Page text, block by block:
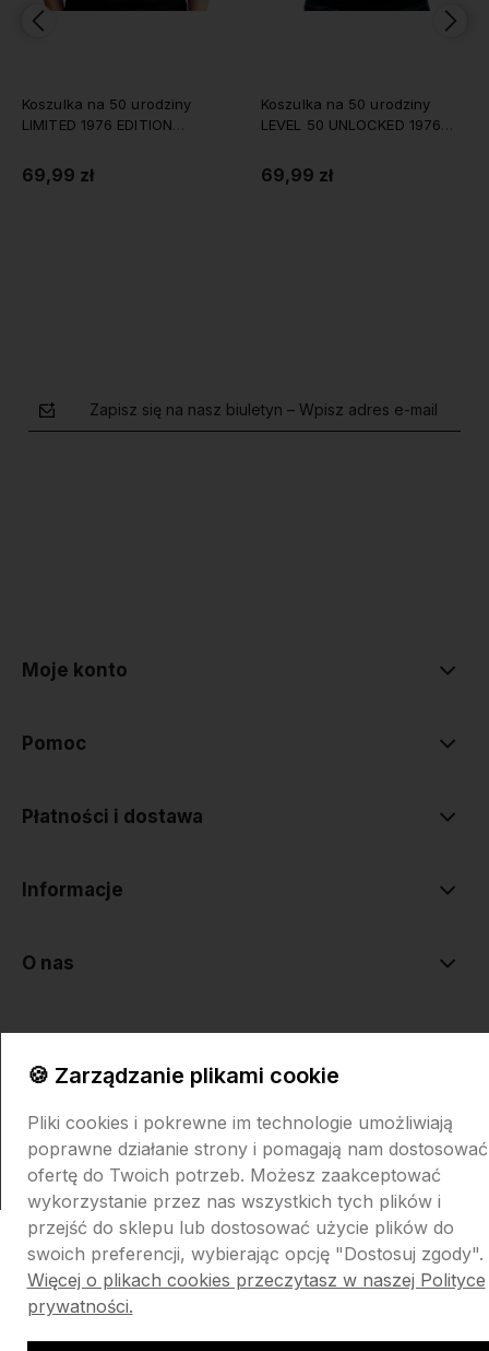
Koszulka na 50 urodziny
LIMITED 1976 EDITION
69,99 zł
Koszulka na 50 urodziny
LEVEL 50 UNLOCKED 1976
69,99 zł
Zapisz się na nasz biuletyn – Wpisz adres e-mail
Moje konto
Pomoc
Płatności i dostawa
Informacje
O nas
Sklep internetowy Shoper.pl Szablon Shoper Modern 3.0™
GrowCommerce
🍪 Zarządzanie plikami cookie
Pliki cookies i pokrewne im technologie umożliwiają
poprawne działanie strony i pomagają nam dostosować
ofertę do Twoich potrzeb. Możesz zaakceptować
wykorzystanie przez nas wszystkich tych plików i
przejść do sklepu lub dostosować użycie plików do
swoich preferencji, wybierając opcję "Dostosuj zgody".
Więcej o plikach cookies przeczytasz w naszej Polityce
prywatności.